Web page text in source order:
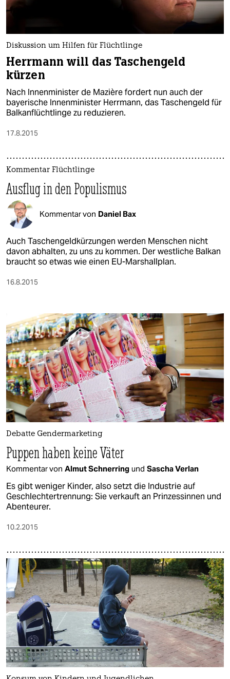
Diskussion um Hilfen für Flüchtlinge
Herrmann will das Taschengeld
kürzen
Nach Innenminister de Mazière fordert nun auch der
bayerische Innenminister Herrmann, das Taschengeld für
Balkanflüchtlinge zu reduzieren.
17.8.2015
Kommentar Flüchtlinge
Ausflug in den Populismus
Kommentar von Daniel Bax
Auch Taschengeldkürzungen werden Menschen nicht
davon abhalten, zu uns zu kommen. Der westliche Balkan
braucht so etwas wie einen EU-Marshallplan.
16.8.2015
Debatte Gendermarketing
Puppen haben keine Väter
Kommentar von Almut Schnerring und Sascha Verlan
Es gibt weniger Kinder, also setzt die Industrie auf
Geschlechtertrennung: Sie verkauft an Prinzessinnen und
Abenteurer.
10.2.2015